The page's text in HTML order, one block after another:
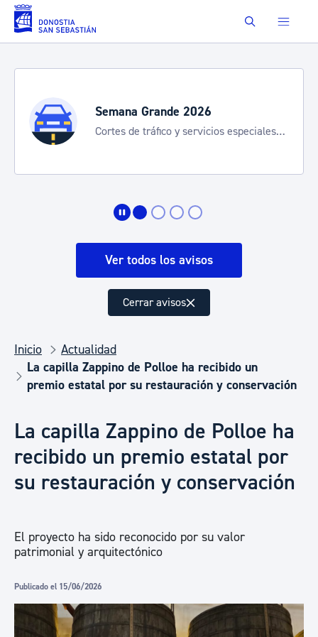
Saltar al contenido principal Buscar
Semana Grande 2026
Cortes de tráfico y servicios especiales
Ver todos los avisos
Cerrar avisos
Inicio
Actualidad
La capilla Zappino de Polloe ha recibido un
premio estatal por su restauración y conservación
La capilla Zappino de Polloe ha
recibido un premio estatal por
su restauración y conservación
El proyecto ha sido reconocido por su valor
patrimonial y arquitectónico
Publicado el 15/06/2026